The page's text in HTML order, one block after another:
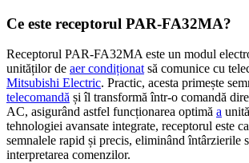
Ce este receptorul PAR-FA32MA?
Receptorul PAR-FA32MA este un modul
unităților de aer condiționat să comunice cu
Mitsubishi Electric. Practic, acesta primește
telecomandă și îl transformă într-o comandă
AC, asigurând astfel funcționarea optimă a
tehnologiei avansate integrate, receptorul este
semnalele rapid și precis, eliminând întârzierile
interpretarea comenzilor.